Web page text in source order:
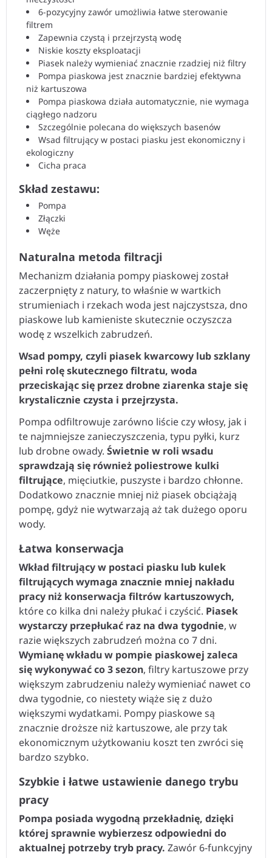
6-pozycyjny zawór umożliwia łatwe sterowanie
filtrem
Zapewnia czystą i przejrzystą wodę
Niskie koszty eksploatacji
Piasek należy wymieniać znacznie rzadziej niż filtry
Pompa piaskowa jest znacznie bardziej efektywna
niż kartuszowa
Pompa piaskowa działa automatycznie, nie wymaga
ciągłego nadzoru
Szczególnie polecana do większych basenów
Wsad filtrujący w postaci piasku jest ekonomiczny i
ekologiczny
Cicha praca
Skład zestawu:
Pompa
Złączki
Węże
Naturalna metoda filtracji
Mechanizm działania pompy piaskowej został
zaczerpnięty z natury, to właśnie w wartkich
strumieniach i rzekach woda jest najczystsza, dno
piaskowe lub kamieniste skutecznie oczyszcza
wodę z wszelkich zabrudzeń.
Wsad pompy, czyli piasek kwarcowy lub szklany
pełni rolę skutecznego filtratu, woda
przeciskając się przez drobne ziarenka staje się
krystalicznie czysta i przejrzysta.
Pompa odfiltrowuje zarówno liście czy włosy, jak i
te najmniejsze zanieczyszczenia, typu pyłki, kurz
lub drobne owady. Świetnie w roli wsadu
sprawdzają się również poliestrowe kulki
filtrujące, mięciutkie, puszyste i bardzo chłonne.
Dodatkowo znacznie mniej niż piasek obciążają
pompę, gdyż nie wytwarzają aż tak dużego oporu
wody.
Łatwa konserwacja
Wkład filtrujący w postaci piasku lub kulek
filtrujących wymaga znacznie mniej nakładu
pracy niż konserwacja filtrów kartuszowych,
które co kilka dni należy płukać i czyścić. Piasek
wystarczy przepłukać raz na dwa tygodnie, w
razie większych zabrudzeń można co 7 dni.
Wymianę wkładu w pompie piaskowej zaleca
się wykonywać co 3 sezon, filtry kartuszowe przy
większym zabrudzeniu należy wymieniać nawet co
dwa tygodnie, co niestety wiąże się z dużo
większymi wydatkami. Pompy piaskowe są
znacznie droższe niż kartuszowe, ale przy tak
ekonomicznym użytkowaniu koszt ten zwróci się
bardzo szybko.
Szybkie i łatwe ustawienie danego trybu
pracy
Pompa posiada wygodną przekładnię, dzięki
której sprawnie wybierzesz odpowiedni do
aktualnej potrzeby tryb pracy. Zawór 6-funkcyjny